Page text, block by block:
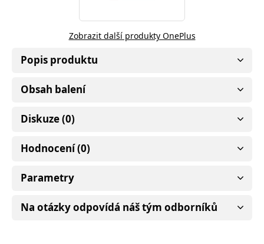
Zobrazit další produkty OnePlus
Popis produktu
Obsah balení
Diskuze (0)
Hodnocení (0)
Parametry
Na otázky odpovídá náš tým odborníků